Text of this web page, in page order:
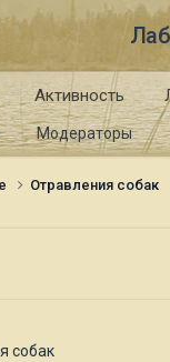
Модераторы
Активность
Отравления собак
собак